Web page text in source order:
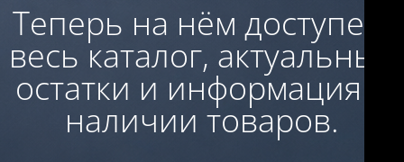
Теперь на нём доступен:
весь каталог, актуальные
остатки и информация о
наличии товаров.